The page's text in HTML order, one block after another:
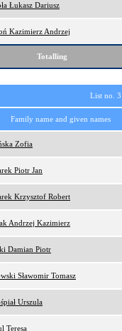
Łukasz Dariusz
Kazimierz Andrzej
Totalling
List no.
Family name and given names
Zofia
Piotr Jan
Krzysztof Robert
Andrzej Kazimierz
Damian Piotr
Sławomir Tomasz
Urszula
Teresa